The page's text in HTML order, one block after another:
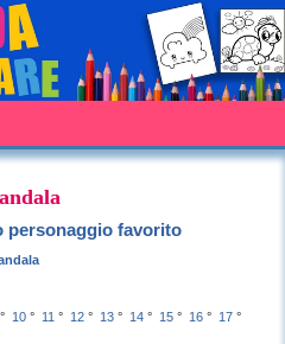
personaggio favorito
° 10 ° 11 ° 12 ° 13 ° 14 ° 15 ° 16 ° 17 °